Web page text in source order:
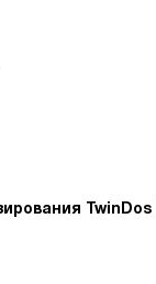
TwinDos